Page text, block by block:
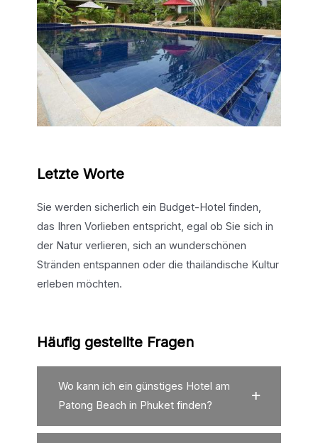
Letzte Worte
Sie werden sicherlich ein Budget-Hotel finden,
das Ihren Vorlieben entspricht, egal ob Sie sich in
der Natur verlieren, sich an wunderschönen
Stränden entspannen oder die thailändische Kultur
erleben möchten.
Häufig gestellte Fragen
Wo kann ich ein günstiges Hotel am
Patong Beach in Phuket finden?